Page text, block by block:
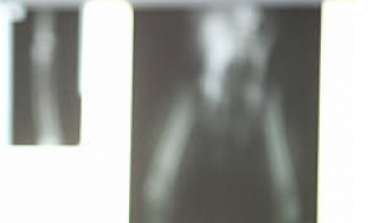
Exame Cardiograma para
Exame de Sangue para Gato
Exame de Ultrassom para Gato
Exame para Animais